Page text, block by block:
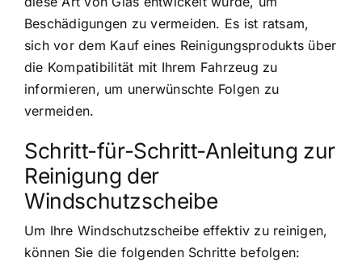
Beschädigungen zu vermeiden. Es ist ratsam,
sich vor dem Kauf eines Reinigungsprodukts über
die Kompatibilität mit Ihrem Fahrzeug zu
informieren, um unerwünschte Folgen zu
vermeiden.
Schritt-für-Schritt-Anleitung zur
Reinigung der
Windschutzscheibe
Um Ihre Windschutzscheibe effektiv zu reinigen,
können Sie die folgenden Schritte befolgen: